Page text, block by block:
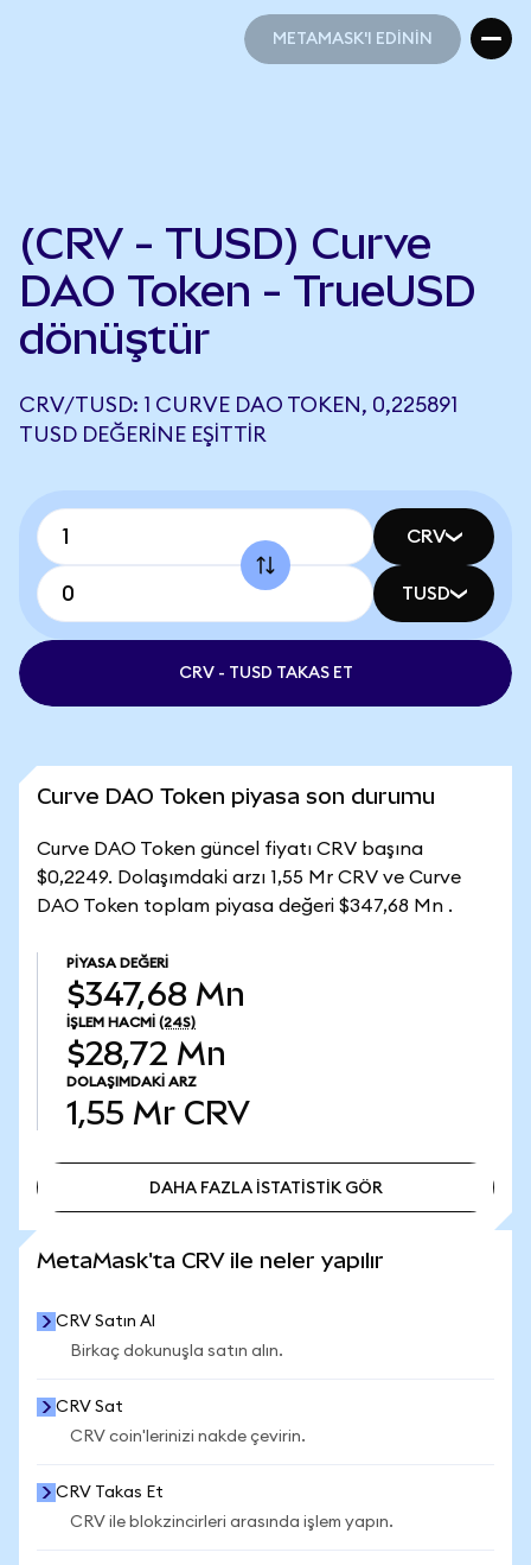
METAMASK'I EDİNİN
(CRV - TUSD) Curve
DAO Token - TrueUSD
dönüştür
CRV/TUSD: 1 CURVE DAO TOKEN, 0,225891
TUSD DEĞERINE EŞITTIR
CRV
TUSD
CRV - TUSD TAKAS ET
Curve DAO Token piyasa son durumu
Curve DAO Token güncel fiyatı CRV başına
$0,2249. Dolaşımdaki arzı 1,55 Mr CRV ve Curve
DAO Token toplam piyasa değeri $347,68 Mn .
PIYASA DEĞERI
$347,68 Mn
İŞLEM HACMI (24S)
$28,72 Mn
DOLAŞIMDAKI ARZ
1,55 Mr CRV
DAHA FAZLA İSTATİSTİK GÖR
MetaMask'ta CRV ile neler yapılır
CRV Satın Al
Birkaç dokunuşla satın alın.
CRV Sat
CRV coin'lerinizi nakde çevirin.
CRV Takas Et
CRV ile blokzincirleri arasında işlem yapın.